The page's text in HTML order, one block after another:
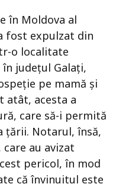
în Moldova al
fost expulzat din
o localitate
județul Galați,
pe mamă și
atât, acesta a
care să-i permită
țării. Notarul, însă,
au avizat
pericol, în mod
că învinuitul este